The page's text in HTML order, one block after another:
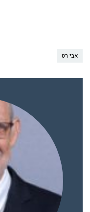
אבי רט